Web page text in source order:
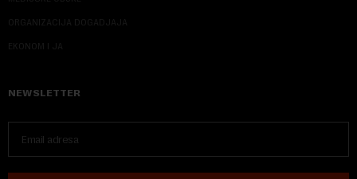
ORGANIZACIJA DOGADJAJA
EKONOM I JA
NEWSLETTER